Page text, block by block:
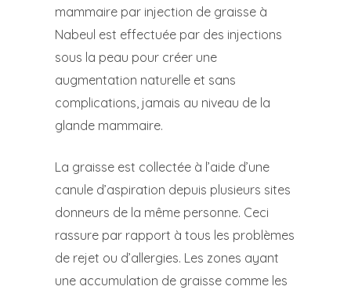
mammaire par injection de graisse à
Nabeul est effectuée par des injections
sous la peau pour créer une
augmentation naturelle et sans
complications, jamais au niveau de la
glande mammaire.
La graisse est collectée à l’aide d’une
canule d’aspiration depuis plusieurs sites
donneurs de la même personne. Ceci
rassure par rapport à tous les problèmes
de rejet ou d’allergies. Les zones ayant
une accumulation de graisse comme les